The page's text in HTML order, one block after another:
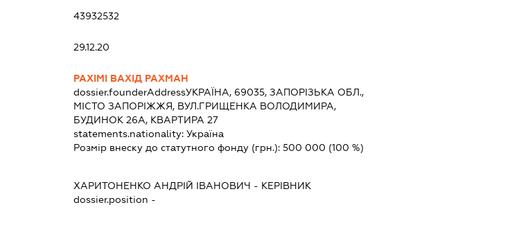
43932532
29.12.20
РАХІМІ ВАХІД РАХМАН
dossier.founderAddressУКРАЇНА, 69035, ЗАПОРІЗЬКА ОБЛ.,
МІСТО ЗАПОРІЖЖЯ, ВУЛ.ГРИЩЕНКА ВОЛОДИМИРА,
БУДИНОК 26А, КВАРТИРА 27
statements.nationality: Україна
Розмір внеску до статутного фонду (грн.): 500 000 (100 %)
ХАРИТОНЕНКО АНДРІЙ ІВАНОВИЧ - КЕРІВНИК
dossier.position -